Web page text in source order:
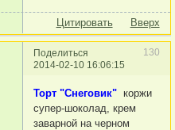
Цитировать Вверх
Поделиться
130
2014-02-10 16:06:15
Торт "Снеговик" коржи
супер-шоколад, крем
заварной на черном